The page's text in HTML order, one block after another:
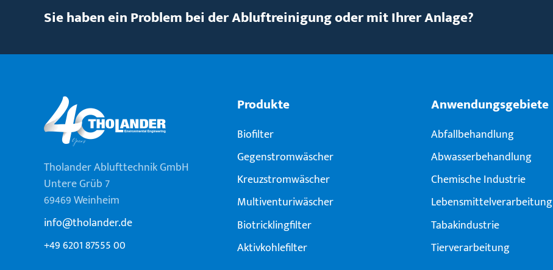
Sie haben ein Problem bei der Abluftreinigung oder mit Ihrer Anlage?
Tholander Ablufttechnik GmbH
Untere Grüb 7
69469 Weinheim
info@tholander.de
+49 6201 87555 00
Produkte
Biofilter
Gegenstromwäscher
Kreuzstromwäscher
Multiventuri­wäscher
Biotricklingfilter
Aktivkohlefilter
Anwendungsgebiete
Abfallbehandlung
Abwasserbehandlung
Chemische Industrie
Lebensmittelverarbeitung
Tabakindustrie
Tierverarbeitung